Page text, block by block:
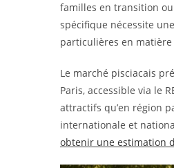
familles en transition
spécifique nécessite
particulières en
Le marché pisciacais
Paris, accessible via le
attractifs qu’en région
internationale et
obtenir une estimation